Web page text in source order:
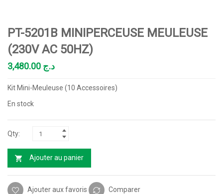
PT-5201B MINIPERCEUSE MEULEUSE
(230V AC 50HZ)
د.ج
Kit Mini-Meuleuse (10 Accessoires)
En stock
Ajouter au panier
Ajouter aux favoris Comparer